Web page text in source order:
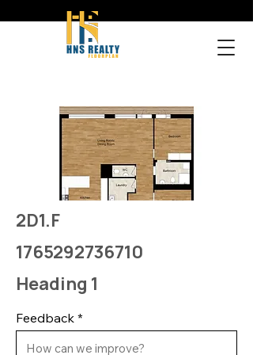
2D1.F
1765292736710
Heading 1
Feedback